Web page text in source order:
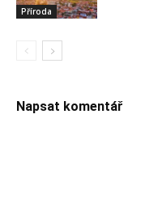
Příroda
Napsat komentář